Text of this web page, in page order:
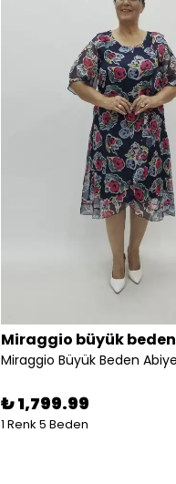
Miraggio büyük beden
₺ 1,799.99
1 Renk 5 Beden